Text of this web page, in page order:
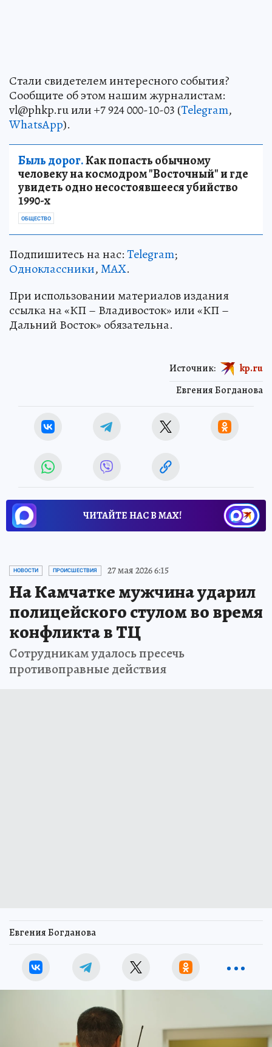
Стали свидетелем интересного события?
Сообщите об этом нашим журналистам:
vl@phkp.ru или +7 924 000-10-03 (Telegram,
WhatsApp).
Быль дорог.Как попасть обычному
человеку на космодром "Восточный" и где
увидеть одно несостоявшееся убийство
1990-х
ОБЩЕСТВО
Подпишитесь на нас:Telegram;
Одноклассники,MAX.
При использовании материалов издания
ссылка на «КП – Владивосток» или «КП –
Дальний Восток» обязательна.
Евгения Богданова
Источник: kp.ru
ЧИТАЙТЕ НАС В МАХ!
НОВОСТИ ПРОИСШЕСТВИЯ 27 мая 2026 6:15
На Камчатке мужчина ударил
полицейского стулом во время
конфликта в ТЦ
Сотрудникам удалось пресечь
противоправные действия
Евгения Богданова